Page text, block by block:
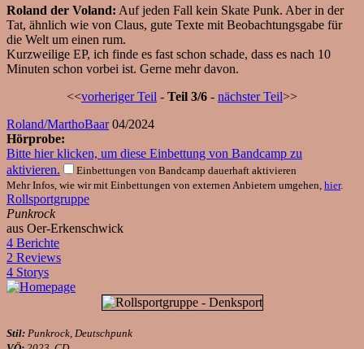
Roland der Voland: Auf jeden Fall kein Skate Punk. Aber in der
Tat, ähnlich wie von Claus, gute Texte mit Beobachtungsgabe für
die Welt um einen rum.
Kurzweilige EP, ich finde es fast schon schade, dass es nach 10
Minuten schon vorbei ist. Gerne mehr davon.
<<vorheriger Teil - Teil 3/6 - nächster Teil>>
Roland/MarthoBaar 04/2024
Hörprobe:
Bitte hier klicken, um diese Einbettung von Bandcamp zu
aktivieren.
Einbettungen von Bandcamp dauerhaft aktivieren
Mehr Infos, wie wir mit Einbettungen von externen Anbietern umgehen, hier.
Rollsportgruppe
Punkrock
aus Oer-Erkenschwick
4 Berichte
2 Reviews
4 Storys
Stil: Punkrock, Deutschpunk